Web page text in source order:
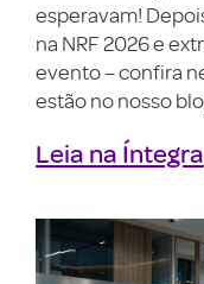
esperavam!
na NRF 2026 e
evento – confira
estão no nosso
Leia na Íntegra